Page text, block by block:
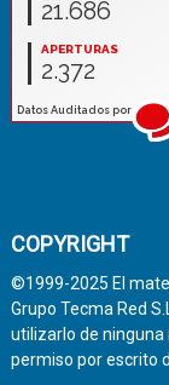
COPYRIGHT
©1999-2025 El
Grupo Tecma Red
utilizarlo de
permiso por escrito